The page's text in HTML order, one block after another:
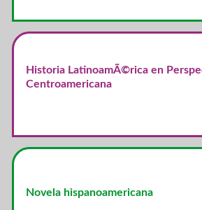
Historia LatinoamÃ©rica en
Centroamericana
Novela hispanoamericana